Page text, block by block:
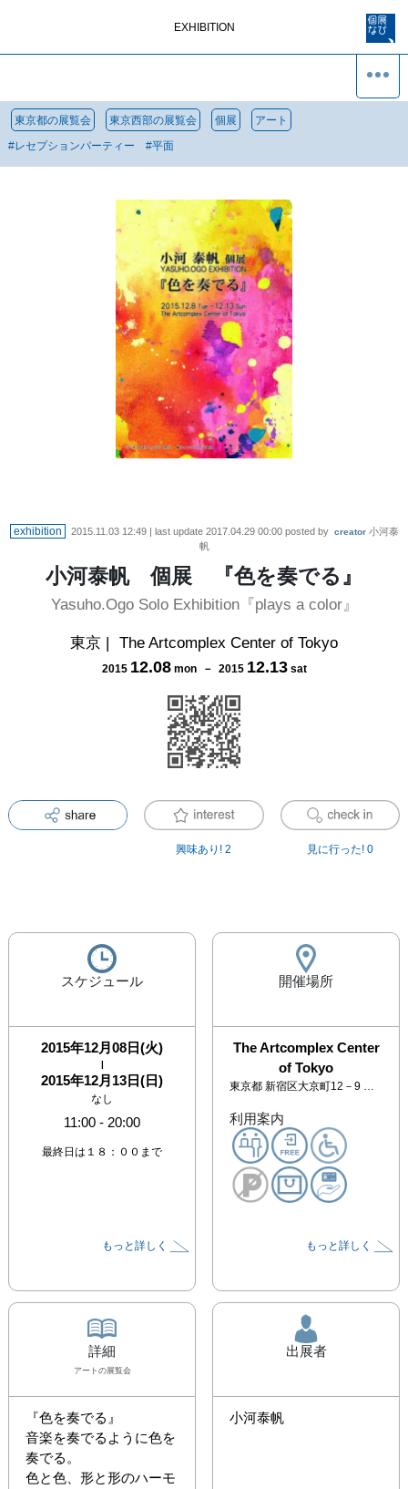
EXHIBITION
東京都の展覧会 東京西部の展覧会 個展 アート
#レセプションパーティー #平面
exhibition 2015.11.03 12:49| last update 2017.04.29 00:00posted by creator 小河泰
帆
小河泰帆 個展 『色を奏でる』
Yasuho.Ogo Solo Exhibition『plays a color』
東京 | The Artcomplex Center of Tokyo
2015 12.08 mon－ 2015 12.13 sat
興味あり! 2 見に行った! 0
スケジュール
2015年12月08日(火)
|
2015年12月13日(日)
なし
11:00 - 20:00
最終日は１８：００まで
もっと詳しく
開催場所
The Artcomplex Center
of Tokyo
東京都 新宿区大京町12－9 アートコンプレックスセンター 2F
利用案内
もっと詳しく
詳細
アート の展覧会
『色を奏でる』
音楽を奏でるように色を
奏でる。
色と色、形と形のハーモ
出展者
小河泰帆